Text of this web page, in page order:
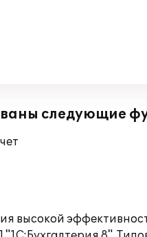
следующие
высокой